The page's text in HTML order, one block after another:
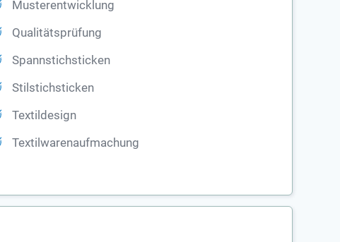
Musterentwicklung
Qualitätsprüfung
Spannstichsticken
Stilstichsticken
Textildesign
Textilwarenaufmachung